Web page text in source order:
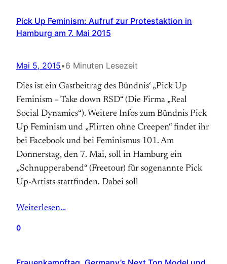
Pick Up Feminism: Aufruf zur Protestaktion in
Hamburg am 7. Mai 2015
Mai 5, 2015•6 Minuten Lesezeit
Dies ist ein Gastbeitrag des Bündnis‘ „Pick Up
Feminism – Take down RSD“ (Die Firma „Real
Social Dynamics“). Weitere Infos zum Bündnis Pick
Up Feminism und „Flirten ohne Creepen“ findet ihr
bei Facebook und bei Feminismus 101. Am
Donnerstag, den 7. Mai, soll in Hamburg ein
„Schnupperabend“ (Freetour) für sogenannte Pick
Up-Artists stattfinden. Dabei soll
Weiterlesen…
0